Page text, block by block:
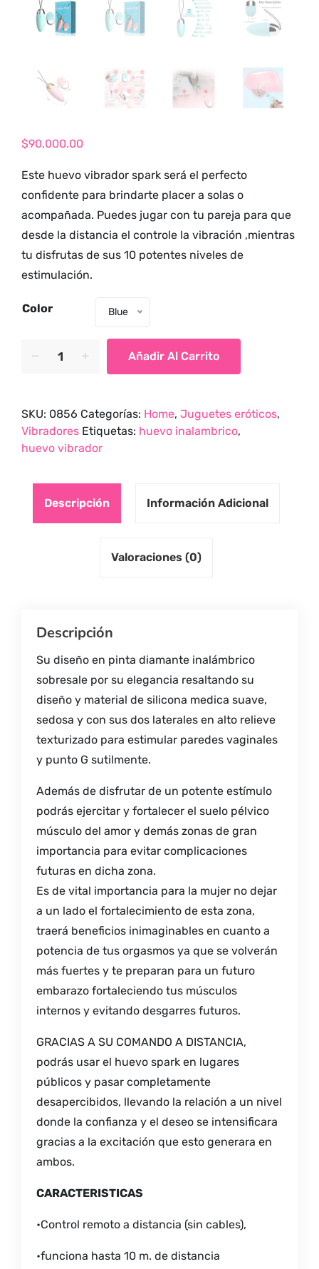
adultos y vive
nuevas
los productos
más exclusivos y
$90,000.00
Este huevo vibrador spark será el perfecto
confidente para brindarte placer a solas o
acompañada. Puedes jugar con tu pareja para que
desde la distancia el controle la vibración ,mientras
tu disfrutas de sus 10 potentes niveles de
estimulación.
Color Blue
portátil
quantity
Añadir Al Carrito
SKU: 0856 Categorías: Home, Juguetes eróticos,
Vibradores Etiquetas: huevo inalambrico,
huevo vibrador
Descripción Información Adicional
Valoraciones (0)
Descripción
Su diseño en pinta diamante inalámbrico
sobresale por su elegancia resaltando su
diseño y material de silicona medica suave,
sedosa y con sus dos laterales en alto relieve
texturizado para estimular paredes vaginales
y punto G sutilmente.
Además de disfrutar de un potente estímulo
podrás ejercitar y fortalecer el suelo pélvico
músculo del amor y demás zonas de gran
importancia para evitar complicaciones
futuras en dicha zona.
Es de vital importancia para la mujer no dejar
a un lado el fortalecimiento de esta zona,
traerá beneficios inimaginables en cuanto a
potencia de tus orgasmos ya que se volverán
más fuertes y te preparan para un futuro
embarazo fortaleciendo tus músculos
internos y evitando desgarres futuros.
GRACIAS A SU COMANDO A DISTANCIA,
podrás usar el huevo spark en lugares
públicos y pasar completamente
desapercibidos, llevando la relación a un nivel
donde la confianza y el deseo se intensificara
gracias a la excitación que esto generara en
ambos.
CARACTERISTICAS
•Control remoto a distancia (sin cables),
•funciona hasta 10 m. de distancia